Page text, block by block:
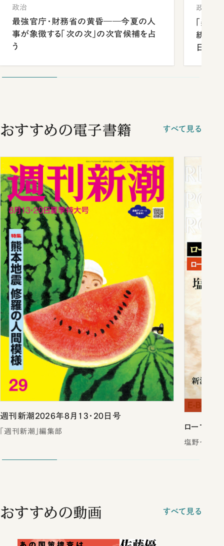
政治
最強官庁・財務省の黄昏――今夏の人
事が象徴する「次の次」の次官候補を占
う
政治
「楽し
統領と
日米
おすすめの電子書籍 すべて見る
週刊新潮2026年8月13・20日号
「週刊新潮」編集部
ローマは
塩野七生／
おすすめの動画 すべて見る